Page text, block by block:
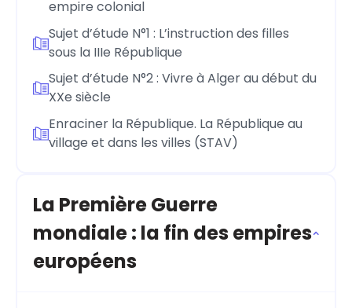
empire colonial
Sujet d’étude N°1 : L’instruction des filles
sous la IIIe République
Sujet d’étude N°2 : Vivre à Alger au début du
XXe siècle
Enraciner la République. La République au
village et dans les villes (STAV)
La Première Guerre
mondiale : la fin des empires
européens